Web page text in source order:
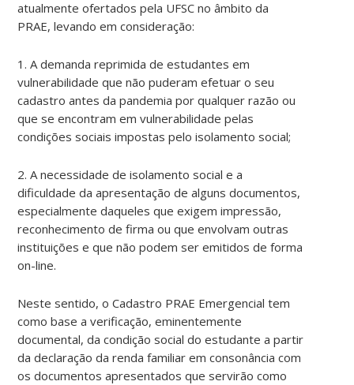
atualmente ofertados pela UFSC no âmbito da
PRAE, levando em consideração:
1. A demanda reprimida de estudantes em
vulnerabilidade que não puderam efetuar o seu
cadastro antes da pandemia por qualquer razão ou
que se encontram em vulnerabilidade pelas
condições sociais impostas pelo isolamento social;
2. A necessidade de isolamento social e a
dificuldade da apresentação de alguns documentos,
especialmente daqueles que exigem impressão,
reconhecimento de firma ou que envolvam outras
instituições e que não podem ser emitidos de forma
on-line.
Neste sentido, o Cadastro PRAE Emergencial tem
como base a verificação, eminentemente
documental, da condição social do estudante a partir
da declaração da renda familiar em consonância com
os documentos apresentados que servirão como